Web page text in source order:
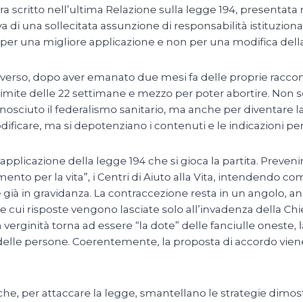
scritto nell’ultima Relazione sulla legge 194, presentata
di una sollecitata assunzione di responsabilità
una migliore applicazione e non per una modifica
dopo aver emanato due mesi fa delle proprie
delle 22 settimane e mezzo per poter abortire.
il federalismo sanitario, ma anche per diventare
ma si depotenziano i contenuti e le indicazioni
della legge 194 che si gioca la partita.
per la vita”, i Centri di Aiuto alla Vita, intendendo
in gravidanza. La contraccezione resta in un angolo,
cui risposte vengono lasciate solo all’invadenza della
verginità torna ad essere “la dote” delle fanciulle
persone. Coerentemente, la proposta di accordo
per attaccare la legge, smantellano le strategie